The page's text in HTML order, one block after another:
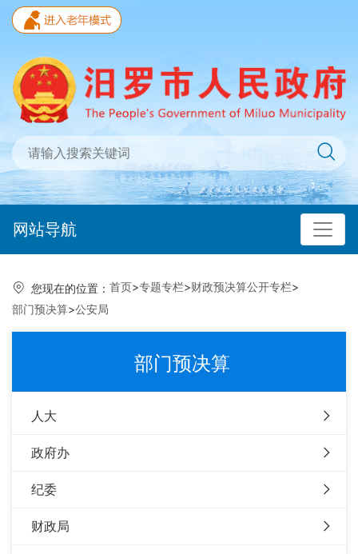
网站导航
您现在的位置： 首页>专题专栏>财政预决算公开专栏>
部门预决算>公安局
部门预决算
人大
政府办
纪委
财政局